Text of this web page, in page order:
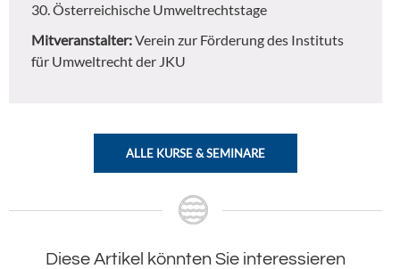
30. Österreichische Umweltrechtstage
Mitveranstalter:Verein zur Förderung des Instituts
für Umweltrecht der JKU
ALLE KURSE & SEMINARE
Diese Artikel könnten Sie interessieren